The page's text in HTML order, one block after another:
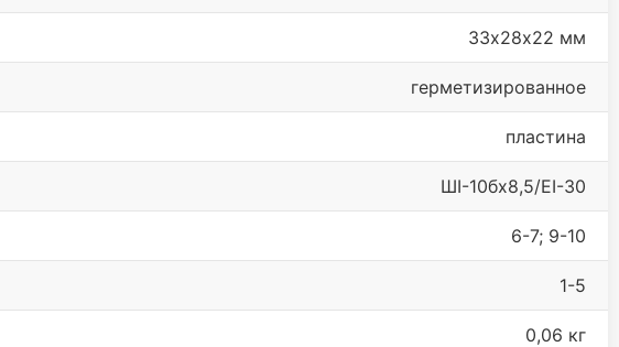
33х28х22 мм
герметизированное
пластина
ШI-10бx8,5/EI-30
6-7; 9-10
1-5
0,06 кг